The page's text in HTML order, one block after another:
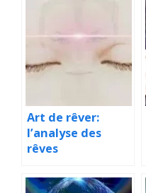
Art de rêver:
l’analyse des
rêves